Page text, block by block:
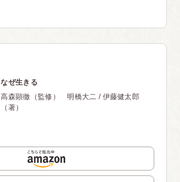
なぜ生きる
高森顕徹（監修） 明橋大二 / 伊藤健太郎
（著）